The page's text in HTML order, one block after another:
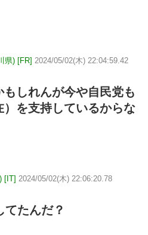
県) [FR] 2024/05/02(木) 22:04:59.42
しれんが今や自民党も
を支持しているからな
[IT] 2024/05/02(木) 22:06:20.78
てたんだ？